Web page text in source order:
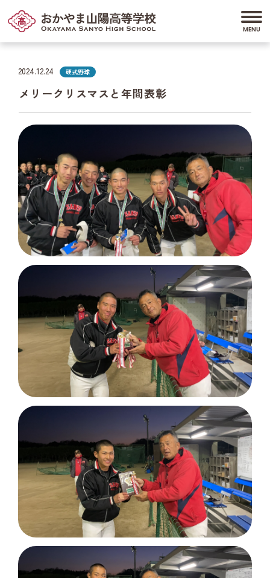
2024.12.24 硬式野球
メリークリスマスと年間表彰